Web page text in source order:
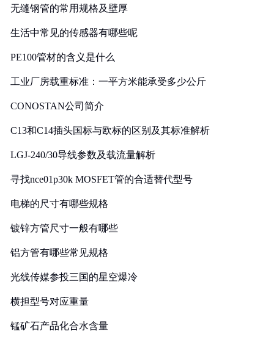
无缝钢管的常用规格及壁厚
生活中常见的传感器有哪些呢
PE100管材的含义是什么
工业厂房载重标准：一平方米能承受多少公斤
CONOSTAN公司简介
C13和C14插头国标与欧标的区别及其标准解析
LGJ-240/30导线参数及载流量解析
寻找nce01p30k MOSFET管的合适替代型号
电梯的尺寸有哪些规格
镀锌方管尺寸一般有哪些
铝方管有哪些常见规格
光线传媒参投三国的星空爆冷
横担型号对应重量
锰矿石产品化合水含量